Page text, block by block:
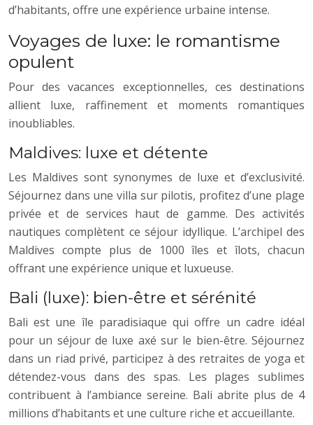
d’habitants, offre une expérience urbaine intense.
Voyages de luxe: le romantisme
opulent
Pour des vacances exceptionnelles, ces destinations
allient luxe, raffinement et moments romantiques
inoubliables.
Maldives: luxe et détente
Les Maldives sont synonymes de luxe et d’exclusivité.
Séjournez dans une villa sur pilotis, profitez d’une plage
privée et de services haut de gamme. Des activités
nautiques complètent ce séjour idyllique. L’archipel des
Maldives compte plus de 1000 îles et îlots, chacun
offrant une expérience unique et luxueuse.
Bali (luxe): bien-être et sérénité
Bali est une île paradisiaque qui offre un cadre idéal
pour un séjour de luxe axé sur le bien-être. Séjournez
dans un riad privé, participez à des retraites de yoga et
détendez-vous dans des spas. Les plages sublimes
contribuent à l’ambiance sereine. Bali abrite plus de 4
millions d’habitants et une culture riche et accueillante.